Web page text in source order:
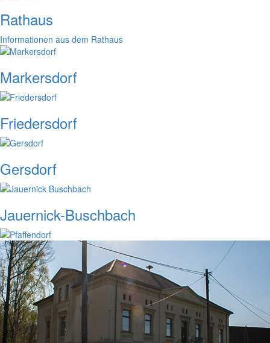
Rathaus
Informationen aus dem Rathaus
Markersdorf
Friedersdorf
Gersdorf
Jauernick-Buschbach